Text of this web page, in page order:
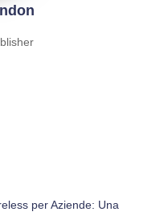
per Aziende: Una